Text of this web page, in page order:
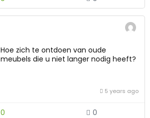
Hoe zich te ontdoen van oude
meubels die u niet langer nodig heeft?
5 years ago
0 0